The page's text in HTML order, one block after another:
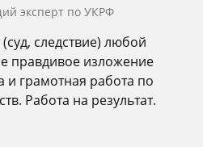
эксперт по УКРФ
следствие) любой
правдивое изложение
и грамотная работа по
Работа на результат.